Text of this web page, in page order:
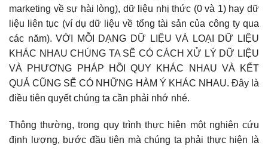
marketing về sự hài lòng), dữ liệu nhị thức (0 và 1) hay dữ
liệu liên tục (ví dụ dữ liệu về tổng tài sản của công ty qua
các năm). VỚI MỖI DẠNG DỮ LIỆU VÀ LOẠI DỮ LIỆU
KHÁC NHAU CHÚNG TA SẼ CÓ CÁCH XỬ LÝ DỮ LIỆU
VÀ PHƯƠNG PHÁP HỒI QUY KHÁC NHAU VÀ KẾT
QUẢ CŨNG SẼ CÓ NHỮNG HÀM Ý KHÁC NHAU. Đây là
điều tiên quyết chúng ta cần phải nhớ nhé.
Thông thường, trong quy trình thực hiện một nghiên cứu
định lượng, bước đầu tiên mà chúng ta phải thực hiện là